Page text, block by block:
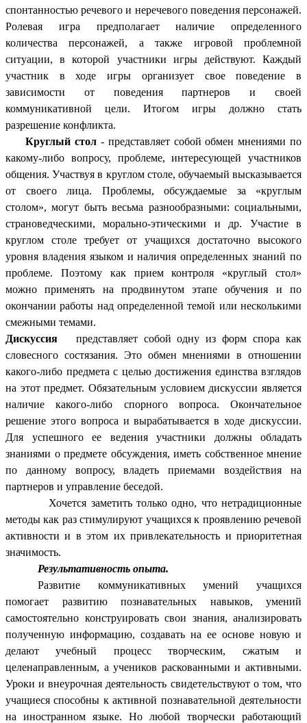
спонтанностью речевого и неречевого поведения персонажей.
Ролевая игра предполагает наличие определенного
количества персонажей, а также игровой проблемной
ситуации, в которой участники игры действуют. Каждый
участник в ходе игры организует свое поведение в
зависимости от поведения партнеров и своей
коммуникативной цели. Итогом игры должно стать
разрешение конфликта.
Круглый стол - представляет собой обмен мнениями по
какому-либо вопросу, проблеме, интересующей участников
общения. Участвуя в круглом столе, обучаемый высказывается
от своего лица. Проблемы, обсуждаемые за «круглым
столом», могут быть весьма разнообразными: социальными,
страноведческими, морально-этическими и др. Участие в
круглом столе требует от учащихся достаточно высокого
уровня владения языком и наличия определенных знаний по
проблеме. Поэтому как прием контроля «круглый стол»
можно применять на продвинутом этапе обучения и по
окончании работы над определенной темой или несколькими
смежными темами.
Дискуссия представляет собой одну из форм спора как
словесного состязания. Это обмен мнениями в отношении
какого-либо предмета с целью достижения единства взглядов
на этот предмет. Обязательным условием дискуссии является
наличие какого-либо спорного вопроса. Окончательное
решение этого вопроса и вырабатывается в ходе дискуссии.
Для успешного ее ведения участники должны обладать
знаниями о предмете обсуждения, иметь собственное мнение
по данному вопросу, владеть приемами воздействия на
партнеров и управление беседой.
Хочется заметить только одно, что нетрадиционные
методы как раз стимулируют учащихся к проявлению речевой
активности и в этом их привлекательность и приоритетная
значимость.
Результативность опыта.
Развитие коммуникативных умений учащихся
помогает развитию познавательных навыков, умений
самостоятельно конструировать свои знания, анализировать
полученную информацию, создавать на ее основе новую и
делают учебный процесс творческим, сжатым и
целенаправленным, а учеников раскованными и активными.
Уроки и внеурочная деятельность свидетельствуют о том, что
учащиеся способны к активной познавательной деятельности
на иностранном языке. Но любой творчески работающий